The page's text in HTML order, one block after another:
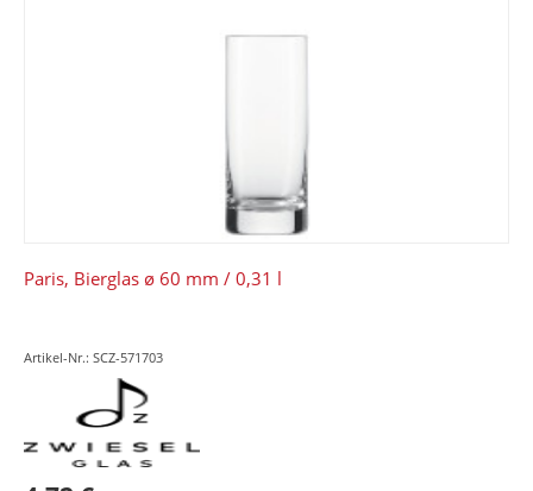
Paris, Bierglas ø 60 mm / 0,31 l
Artikel-Nr.: SCZ-571703